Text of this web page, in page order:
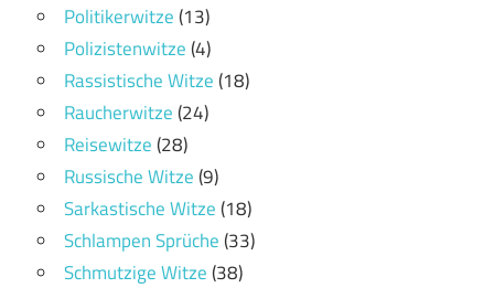
Politikerwitze(13)
Polizistenwitze(4)
Rassistische Witze(18)
Raucherwitze(24)
Reisewitze(28)
Russische Witze(9)
Sarkastische Witze(18)
Schlampen Sprüche(33)
Schmutzige Witze(38)